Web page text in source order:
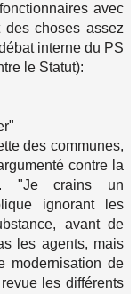
avec
des choses assez
interne du PS
le Statut):
des communes,
contre la
"Je crains un
ignorant les
avant de
les agents, mais
modernisation de
les différents